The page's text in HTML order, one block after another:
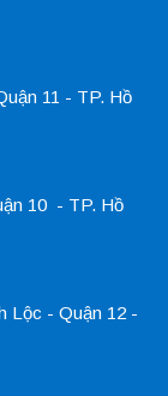
11 - TP. Hồ
10 - TP. Hồ
Lộc - Quận 12 -